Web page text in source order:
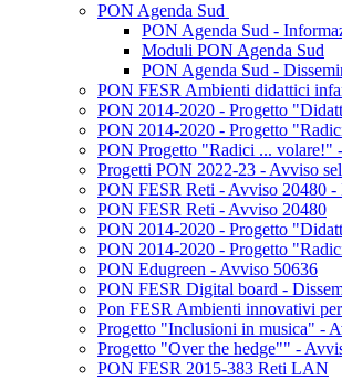
PON Agenda Sud
PON Agenda Sud -
Moduli PON Agenda Sud
PON Agenda Sud -
PON FESR Ambienti didattici
PON 2014-2020 - Progetto
PON 2014-2020 - Progetto
PON Progetto "Radici ... volare!"
Progetti PON 2022-23 - Avviso
PON FESR Reti - Avviso 20480
PON FESR Reti - Avviso 20480
PON 2014-2020 - Progetto
PON 2014-2020 - Progetto
PON Edugreen - Avviso 50636
PON FESR Digital board -
Pon FESR Ambienti innovativi
Progetto "Inclusioni in musica" -
Progetto "Over the hedge"" -
PON FESR 2015-383 Reti LAN